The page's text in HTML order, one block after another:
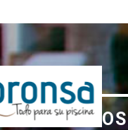
PRODUCTOS